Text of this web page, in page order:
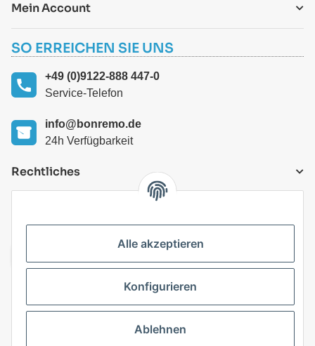
Mein Account
SO ERREICHEN SIE UNS
+49 (0)9122-888 447-0
Service-Telefon
info@bonremo.de
24h Verfügbarkeit
Rechtliches
Alle akzeptieren
Konfigurieren
Ablehnen